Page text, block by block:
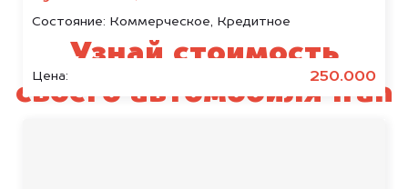
Состояние: Коммерческое, Кредитное
Цена: 250.000
Узнай стоимость
своего автомобиля Iran